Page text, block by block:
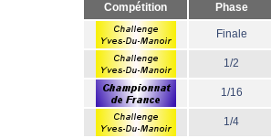
Compétition Phase
Finale
1/2
1/16
1/4